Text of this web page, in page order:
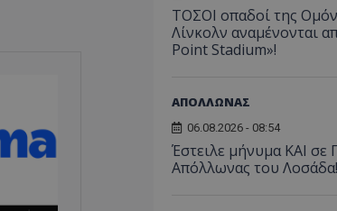
ΤΟΣΟΙ οπαδοί της
Λίνκολν αναμένονται
Point Stadium»!
ΑΠΟΛΛΩΝΑΣ
06.08.2026 - 08:54
Έστειλε μήνυμα ΚΑΙ
Απόλλωνας του Λοσάδα!